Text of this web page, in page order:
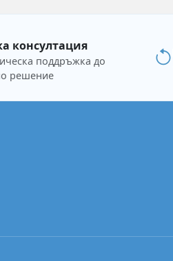
консултация
поддръжка до
решение